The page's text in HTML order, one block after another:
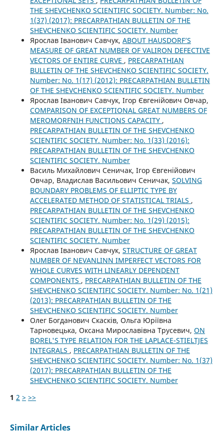
THE SHEVCHENKO SCIENTIFIC SOCIETY. Number: No.
1(37) (2017): PRECARPATHIAN BULLETIN OF THE
SHEVCHENKO SCIENTIFIC SOCIETY. Number
Ярослав Іванович Савчук, ABOUT HAUSDORF’S
MEASURE OF GREAT NUMBER OF VALIRON DEFECTIVE
VECTORS OF ENTIRE CURVE , PRECARPATHIAN
BULLETIN OF THE SHEVCHENKO SCIENTIFIC SOCIETY.
Number: No. 1(17) (2012): PRECARPATHIAN BULLETIN
OF THE SHEVCHENKO SCIENTIFIC SOCIETY. Number
Ярослав Іванович Савчук, Ігор Євгенійович Овчар,
COMPARISON OF EXCEPTIONAL GREAT NUMBERS OF
MEROMORFNIH FUNCTIONS CAPACITY ,
PRECARPATHIAN BULLETIN OF THE SHEVCHENKO
SCIENTIFIC SOCIETY. Number: No. 1(33) (2016):
PRECARPATHIAN BULLETIN OF THE SHEVCHENKO
SCIENTIFIC SOCIETY. Number
Василь Михайлович Сеничак, Ігор Євгенійович
Овчар, Владислав Васильович Сеничак, SOLVING
BOUNDARY PROBLEMS OF ELLIPTIC TYPE BY
ACCELERATED METHOD OF STATISTICAL TRIALS ,
PRECARPATHIAN BULLETIN OF THE SHEVCHENKO
SCIENTIFIC SOCIETY. Number: No. 1(29) (2015):
PRECARPATHIAN BULLETIN OF THE SHEVCHENKO
SCIENTIFIC SOCIETY. Number
Ярослав Іванович Савчук, STRUCTURE OF GREAT
NUMBER OF NEVANLINN IMPERFECT VECTORS FOR
WHOLE CURVES WITH LINEARLY DEPENDENT
COMPONENTS , PRECARPATHIAN BULLETIN OF THE
SHEVCHENKO SCIENTIFIC SOCIETY. Number: No. 1(21)
(2013): PRECARPATHIAN BULLETIN OF THE
SHEVCHENKO SCIENTIFIC SOCIETY. Number
Олег Богданович Скасків, Ольга Юріївна
Тарновецька, Оксана Мирославівна Трусевич, ON
BOREL'S TYPE RELATION FOR THE LAPLACE-STIELTJES
INTEGRALS , PRECARPATHIAN BULLETIN OF THE
SHEVCHENKO SCIENTIFIC SOCIETY. Number: No. 1(37)
(2017): PRECARPATHIAN BULLETIN OF THE
SHEVCHENKO SCIENTIFIC SOCIETY. Number
1 2 > >>
Similar Articles